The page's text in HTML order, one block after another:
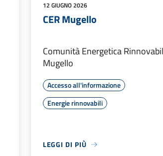
12 GIUGNO 2026
CER Mugello
Comunità Energetica
Mugello
Accesso all'informazione
Energie rinnovabili
LEGGI DI PIÙ